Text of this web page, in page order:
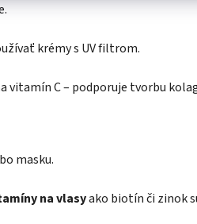
krémy s UV filtrom.
vitamín C – podporuje tvorbu
masku.
na vlasyako biotín či zinok